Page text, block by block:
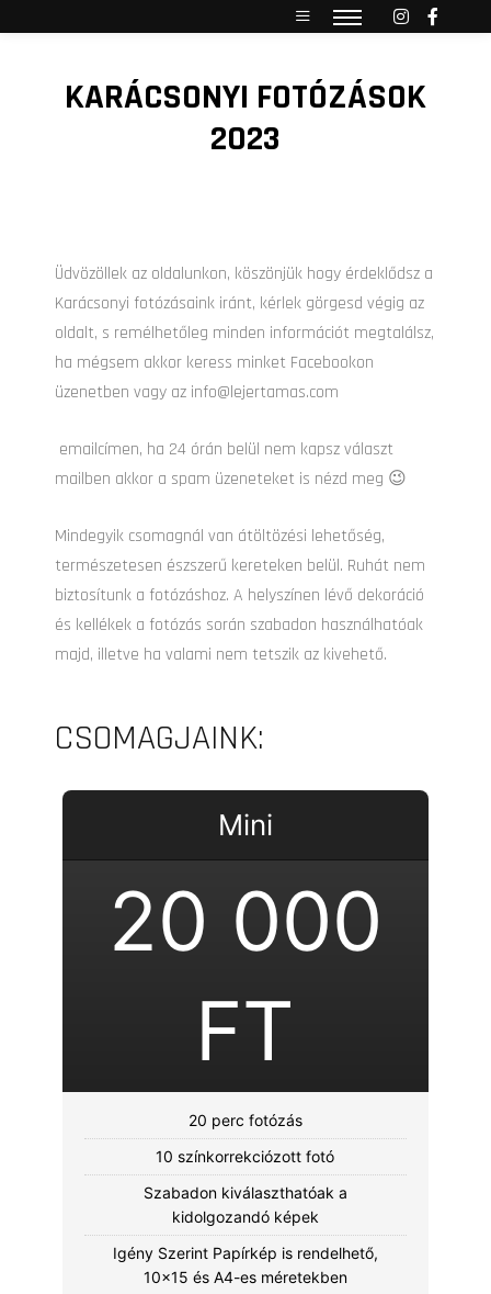
KARÁCSONYI FOTÓZÁSOK
2023
Üdvözöllek az oldalunkon, köszönjük hogy érdeklődsz a
Karácsonyi fotózásaink iránt, kérlek görgesd végig az
oldalt, s remélhetőleg minden információt megtalálsz,
ha mégsem akkor keress minket Facebookon
üzenetben vagy az info@lejertamas.com
emailcímen, ha 24 órán belül nem kapsz választ
mailben akkor a spam üzeneteket is nézd meg 😉
Mindegyik csomagnál van átöltözési lehetőség,
természetesen észszerű kereteken belül. Ruhát nem
biztosítunk a fotózáshoz. A helyszínen lévő dekoráció
és kellékek a fotózás során szabadon használhatóak
majd, illetve ha valami nem tetszik az kivehető.
CSOMAGJAINK:
Mini
20 000
FT
20 perc fotózás
10 színkorrekciózott fotó
Szabadon kiválaszthatóak a
kidolgozandó képek
Igény Szerint Papírkép is rendelhető,
10x15 és A4-es méretekben